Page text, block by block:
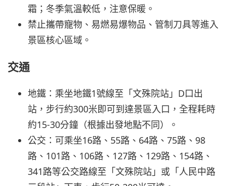
霜；冬季氣溫較低，注意保暖。
禁止攜帶寵物、易燃易爆物品、管制刀具等進入
景區核心區域。
交通
地鐵：乘坐地鐵1號線至「文殊院站」D口出
站，步行約300米即可到達景區入口，全程耗時
約15-30分鐘（根據出發地點不同）。
公交：可乘坐16路、55路、64路、75路、98
路、101路、106路、127路、129路、154路、
341路等公交路線至「文殊院站」或「人民中路